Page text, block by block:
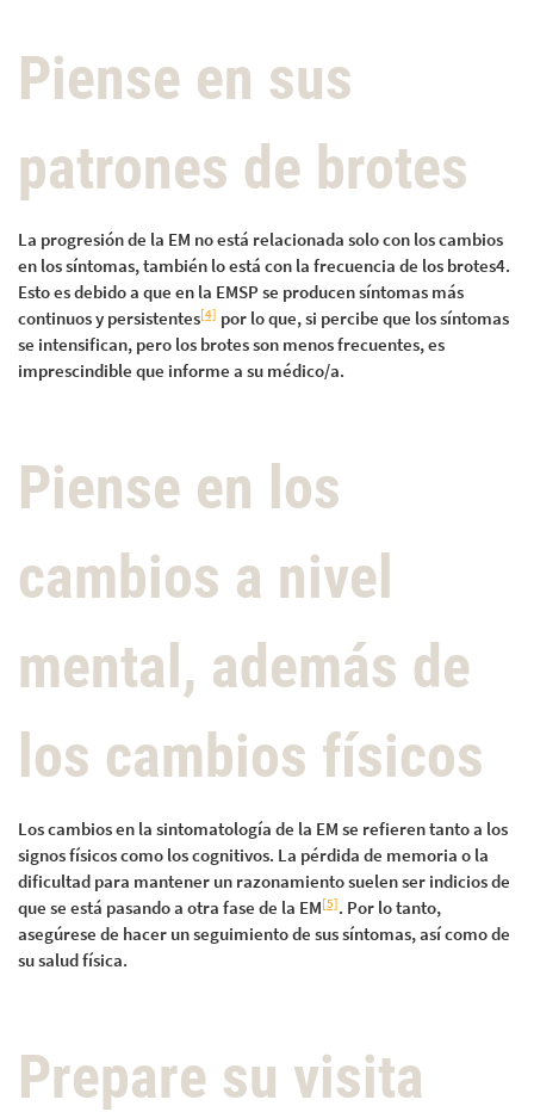
Piense en sus
patrones de brotes
La progresión de la EM no está relacionada solo con los cambios
en los síntomas, también lo está con la frecuencia de los brotes4.
Esto es debido a que en la EMSP se producen síntomas más
continuos y persistentes[4] por lo que, si percibe que los síntomas
se intensifican, pero los brotes son menos frecuentes, es
imprescindible que informe a su médico/a.
Piense en los
cambios a nivel
mental, además de
los cambios físicos
Los cambios en la sintomatología de la EM se refieren tanto a los
signos físicos como los cognitivos. La pérdida de memoria o la
dificultad para mantener un razonamiento suelen ser indicios de
que se está pasando a otra fase de la EM[5]. Por lo tanto,
asegúrese de hacer un seguimiento de sus síntomas, así como de
su salud física.
Prepare su visita